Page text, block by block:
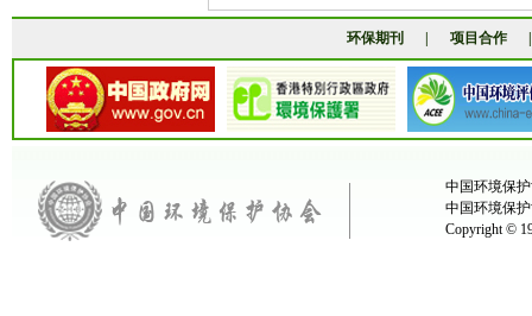
环保期刊 项目合作
中国环境保
中国环境保
Copyright ©